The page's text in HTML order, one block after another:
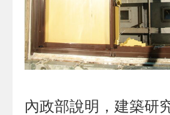
內政部說明，建築研